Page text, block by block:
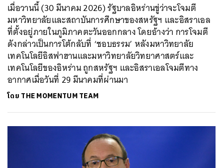
เมื่อวานนี้ (30 มีนาคม 2026) รัฐบาลอิหร่านขู่ว่าจะโจมตี
มหาวิทยาลัยและสถาบันการศึกษาของสหรัฐฯ และอิสราเอล
ที่ตั้งอยู่ภายในภูมิภาคตะวันออกกลาง โดยอ้างว่า การโจมตี
ดังกล่าวเป็นการโต้กลับที่ ‘ชอบธรรม’ หลังมหาวิทยาลัย
เทคโนโลยีอิสฟาฮานและมหาวิทยาลัยวิทยาศาสตร์และ
เทคโนโลยีของอิหร่าน ถูกสหรัฐฯ และอิสราเอลโจมตีทาง
อากาศเมื่อวันที่ 29 มีนาคมที่ผ่านมา
โดย THE MOMENTUM TEAM